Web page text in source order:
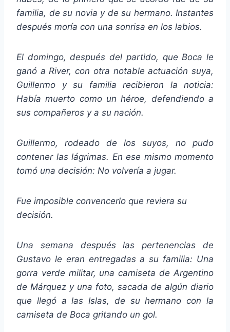
familia, de su novia y de su hermano. Instantes
después moría con una sonrisa en los labios.
El domingo, después del partido, que Boca le
ganó a River, con otra notable actuación suya,
Guillermo y su familia recibieron la noticia:
Había muerto como un héroe, defendiendo a
sus compañeros y a su nación.
Guillermo, rodeado de los suyos, no pudo
contener las lágrimas. En ese mismo momento
tomó una decisión: No volvería a jugar.
Fue imposible convencerlo que reviera su
decisión.
Una semana después las pertenencias de
Gustavo le eran entregadas a su familia: Una
gorra verde militar, una camiseta de Argentino
de Márquez y una foto, sacada de algún diario
que llegó a las Islas, de su hermano con la
camiseta de Boca gritando un gol.